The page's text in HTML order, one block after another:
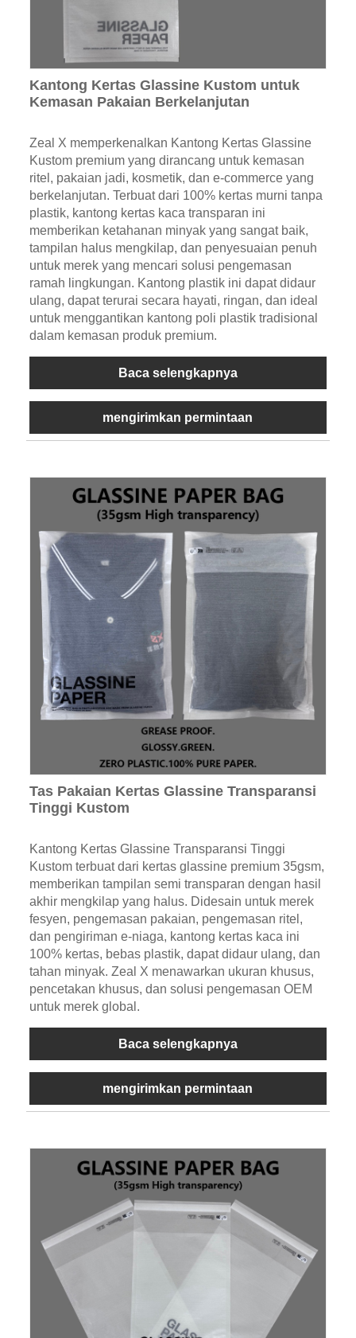
Kantong Kertas Glassine Kustom untuk
Kemasan Pakaian Berkelanjutan
Zeal X memperkenalkan Kantong Kertas Glassine
Kustom premium yang dirancang untuk kemasan
ritel, pakaian jadi, kosmetik, dan e-commerce yang
berkelanjutan. Terbuat dari 100% kertas murni tanpa
plastik, kantong kertas kaca transparan ini
memberikan ketahanan minyak yang sangat baik,
tampilan halus mengkilap, dan penyesuaian penuh
untuk merek yang mencari solusi pengemasan
ramah lingkungan. Kantong plastik ini dapat didaur
ulang, dapat terurai secara hayati, ringan, dan ideal
untuk menggantikan kantong poli plastik tradisional
dalam kemasan produk premium.
Baca selengkapnya
mengirimkan permintaan
Tas Pakaian Kertas Glassine Transparansi
Tinggi Kustom
Kantong Kertas Glassine Transparansi Tinggi
Kustom terbuat dari kertas glassine premium 35gsm,
memberikan tampilan semi transparan dengan hasil
akhir mengkilap yang halus. Didesain untuk merek
fesyen, pengemasan pakaian, pengemasan ritel,
dan pengiriman e-niaga, kantong kertas kaca ini
100% kertas, bebas plastik, dapat didaur ulang, dan
tahan minyak. Zeal X menawarkan ukuran khusus,
pencetakan khusus, dan solusi pengemasan OEM
untuk merek global.
Baca selengkapnya
mengirimkan permintaan